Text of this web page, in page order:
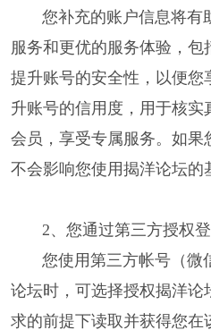
您补充的账户信息将有
服务和更优的服务体验，包
提升账号的安全性，以便您
升账号的信用度，用于核
会员，享受专属服务。如果
不会影响您使用揭洋论坛的
2、您通过第三方授权登
您使用第三方帐号（微
论坛时，可选择授权揭洋论
求的前提下读取并获得您在